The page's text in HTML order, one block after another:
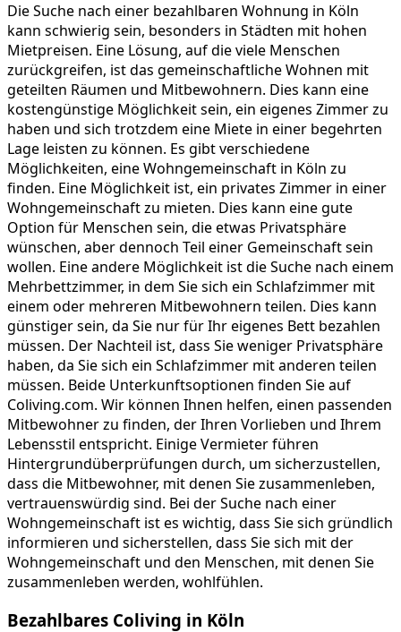
Die Suche nach einer bezahlbaren Wohnung in Köln
kann schwierig sein, besonders in Städten mit hohen
Mietpreisen. Eine Lösung, auf die viele Menschen
zurückgreifen, ist das gemeinschaftliche Wohnen mit
geteilten Räumen und Mitbewohnern. Dies kann eine
kostengünstige Möglichkeit sein, ein eigenes Zimmer zu
haben und sich trotzdem eine Miete in einer begehrten
Lage leisten zu können. Es gibt verschiedene
Möglichkeiten, eine Wohngemeinschaft in Köln zu
finden. Eine Möglichkeit ist, ein privates Zimmer in einer
Wohngemeinschaft zu mieten. Dies kann eine gute
Option für Menschen sein, die etwas Privatsphäre
wünschen, aber dennoch Teil einer Gemeinschaft sein
wollen. Eine andere Möglichkeit ist die Suche nach einem
Mehrbettzimmer, in dem Sie sich ein Schlafzimmer mit
einem oder mehreren Mitbewohnern teilen. Dies kann
günstiger sein, da Sie nur für Ihr eigenes Bett bezahlen
müssen. Der Nachteil ist, dass Sie weniger Privatsphäre
haben, da Sie sich ein Schlafzimmer mit anderen teilen
müssen. Beide Unterkunftsoptionen finden Sie auf
Coliving.com. Wir können Ihnen helfen, einen passenden
Mitbewohner zu finden, der Ihren Vorlieben und Ihrem
Lebensstil entspricht. Einige Vermieter führen
Hintergrundüberprüfungen durch, um sicherzustellen,
dass die Mitbewohner, mit denen Sie zusammenleben,
vertrauenswürdig sind. Bei der Suche nach einer
Wohngemeinschaft ist es wichtig, dass Sie sich gründlich
informieren und sicherstellen, dass Sie sich mit der
Wohngemeinschaft und den Menschen, mit denen Sie
zusammenleben werden, wohlfühlen.
Bezahlbares Coliving in Köln